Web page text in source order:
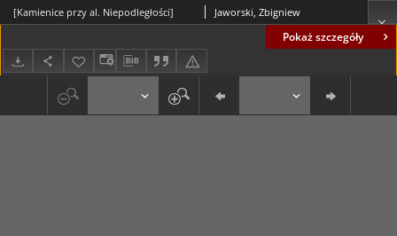
Pokaż szczegóły
[Kamienice przy al. Niepodległości] Jaworski, Zbigniew